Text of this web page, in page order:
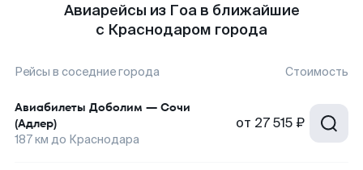
Авиарейсы из Гоа в ближайшие
с Краснодаром города
Рейсы в соседние города Стоимость
Авиабилеты Доболим — Сочи
(Адлер)
187км до Краснодара
от 27 515 ₽